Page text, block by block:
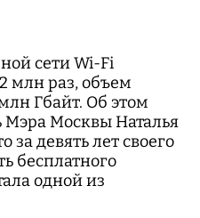
сети Wi-Fi
млн раз, объем
Гбайт. Об этом
Мэра Москвы Наталья
за девять лет своего
бесплатного
одной из